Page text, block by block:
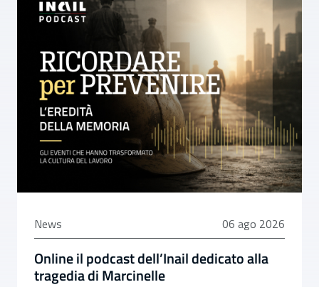
News 06 agosto 2026
06 ago 2026
Online il podcast dell’Inail dedicato alla
tragedia di Marcinelle